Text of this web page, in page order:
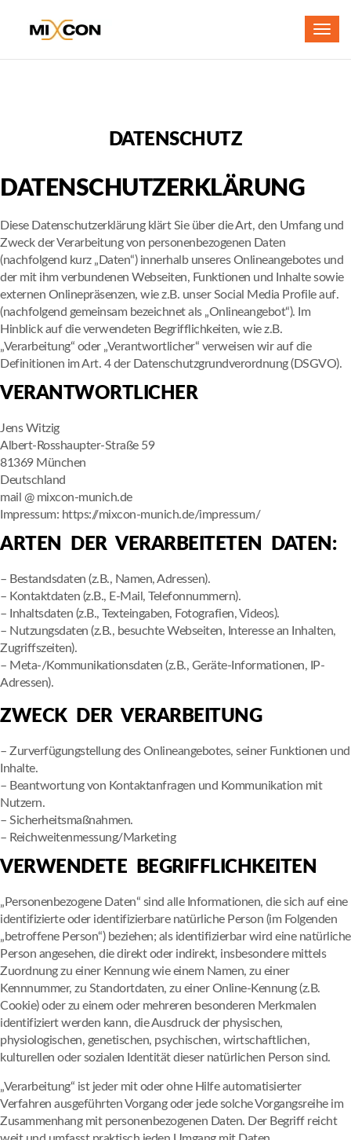
DATENSCHUTZ
DATENSCHUTZERKLÄRUNG
Diese Datenschutzerklärung klärt Sie über die Art, den Umfang und
Zweck der Verarbeitung von personenbezogenen Daten
(nachfolgend kurz „Daten“) innerhalb unseres Onlineangebotes und
der mit ihm verbundenen Webseiten, Funktionen und Inhalte sowie
externen Onlinepräsenzen, wie z.B. unser Social Media Profile auf.
(nachfolgend gemeinsam bezeichnet als „Onlineangebot“). Im
Hinblick auf die verwendeten Begrifflichkeiten, wie z.B.
„Verarbeitung“ oder „Verantwortlicher“ verweisen wir auf die
Definitionen im Art. 4 der Datenschutzgrundverordnung (DSGVO).
VERANTWORTLICHER
Jens Witzig
Albert-Rosshaupter-Straße 59
81369 München
Deutschland
mail @ mixcon-munich.de
Impressum: https://mixcon-munich.de/impressum/
ARTEN DER VERARBEITETEN DATEN:
– Bestandsdaten (z.B., Namen, Adressen).
– Kontaktdaten (z.B., E-Mail, Telefonnummern).
– Inhaltsdaten (z.B., Texteingaben, Fotografien, Videos).
– Nutzungsdaten (z.B., besuchte Webseiten, Interesse an Inhalten,
Zugriffszeiten).
– Meta-/Kommunikationsdaten (z.B., Geräte-Informationen, IP-
Adressen).
ZWECK DER VERARBEITUNG
– Zurverfügungstellung des Onlineangebotes, seiner Funktionen und
Inhalte.
– Beantwortung von Kontaktanfragen und Kommunikation mit
Nutzern.
– Sicherheitsmaßnahmen.
– Reichweitenmessung/Marketing
VERWENDETE BEGRIFFLICHKEITEN
„Personenbezogene Daten“ sind alle Informationen, die sich auf eine
identifizierte oder identifizierbare natürliche Person (im Folgenden
„betroffene Person“) beziehen; als identifizierbar wird eine natürliche
Person angesehen, die direkt oder indirekt, insbesondere mittels
Zuordnung zu einer Kennung wie einem Namen, zu einer
Kennnummer, zu Standortdaten, zu einer Online-Kennung (z.B.
Cookie) oder zu einem oder mehreren besonderen Merkmalen
identifiziert werden kann, die Ausdruck der physischen,
physiologischen, genetischen, psychischen, wirtschaftlichen,
kulturellen oder sozialen Identität dieser natürlichen Person sind.
„Verarbeitung“ ist jeder mit oder ohne Hilfe automatisierter
Verfahren ausgeführten Vorgang oder jede solche Vorgangsreihe im
Zusammenhang mit personenbezogenen Daten. Der Begriff reicht